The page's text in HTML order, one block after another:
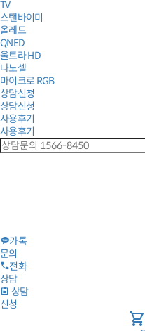
TV
스탠바이미
올레드
QNED
울트라 HD
나노셀
마이크로 RGB
상담신청
상담신청
사용후기
사용후기
카톡
문의
전화
상담
상담
신청
shopping_cart